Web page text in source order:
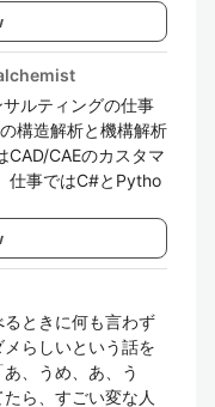
ルティングの仕事
構造解析と機構解析
CAD/CAEのカスタマ
仕事ではC#とPytho
ときに何も言わず
らしいという話を
、うめ、あ、う
ら、すごい変な人